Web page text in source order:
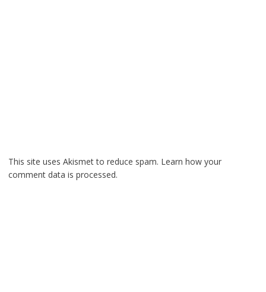
This site uses Akismet to reduce spam. Learn how your
comment data is processed.